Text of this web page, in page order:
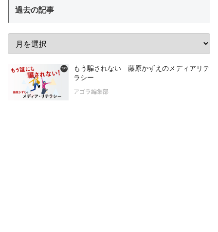
過去の記事
もう騙されない 藤原かずえのメディアリテ
ラシー
アゴラ編集部